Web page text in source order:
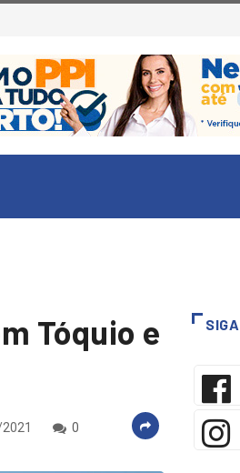
times e formato
Tóquio e
0